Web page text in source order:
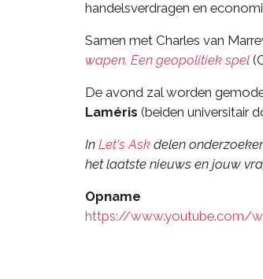
handelsverdragen en
Samen met Charles van
wapen. Een geopolitiek spel
De avond zal worden
Laméris (beiden universitair
In Let's Ask delen
het laatste nieuws en jouw
Opname
https://www.youtube.com/